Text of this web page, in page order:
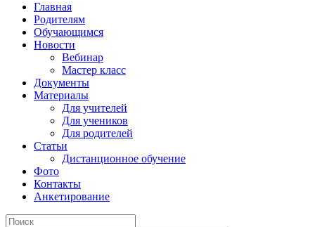
Главная
Родителям
Обучающимся
Новости
Вебинар
Мастер класс
Документы
Материалы
Для учителей
Для учеников
Для родителей
Статьи
Дистанционное обучение
Фото
Контакты
Анкетирование